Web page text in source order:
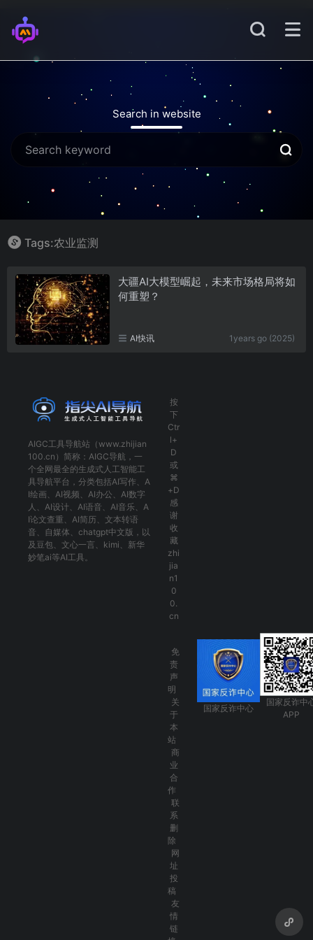
Search in website
Tags:农业监测
大疆AI大模型崛起，未来市场格局将如
何重塑？
AI快讯 1years go (2025)
AIGC工具导航站（www.zhijian
100.cn）简称： AIGC导航 ，一
个全网最全的生成式人工智能工
具导航平台，分类包括AI写作 、 A
I绘画 、 AI视频 、 AI办公 、 AI数字
人 、 AI设计、 AI语音、 AI音乐、 A
I论文查重 、 AI简历 、 文本转语
音、 自媒体 、 chatgpt中文版 ，以
及 豆包、 文心一言 、 kimi 、 新华
妙笔ai等AI工具。
按
下
Ctr
l+
D
或
⌘
+D
感
谢
收
藏
zhi
jia
n1
0
0.
cn
免
责
声
明
关
于
本
站
商
业
合
作
联
系
删
除
网
址
投
稿
友
情
链
国家反诈中心
国家反诈中
APP